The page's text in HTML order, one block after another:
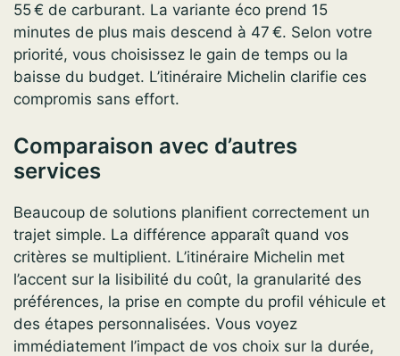
55 € de carburant. La variante éco prend 15
minutes de plus mais descend à 47 €. Selon votre
priorité, vous choisissez le gain de temps ou la
baisse du budget. L’itinéraire Michelin clarifie ces
compromis sans effort.
Comparaison avec d’autres
services
Beaucoup de solutions planifient correctement un
trajet simple. La différence apparaît quand vos
critères se multiplient. L’itinéraire Michelin met
l’accent sur la lisibilité du coût, la granularité des
préférences, la prise en compte du profil véhicule et
des étapes personnalisées. Vous voyez
immédiatement l’impact de vos choix sur la durée,